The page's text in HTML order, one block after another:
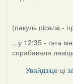
(пакуль пісала -
...у 12:35 - гэта
спрабавала
Увайдзіце ці